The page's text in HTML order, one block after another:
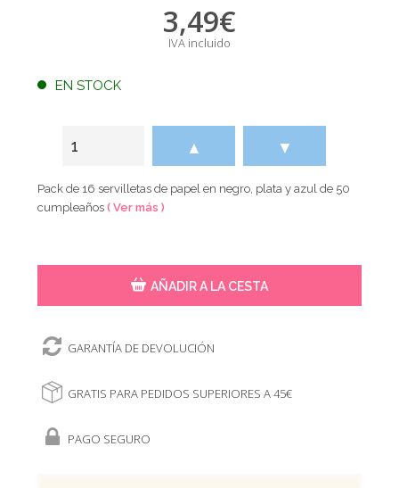
3,49€
IVA incluido
EN STOCK
▲ ▼
Pack de 16 servilletas de papel en negro, plata y azul de 50
cumpleaños( Ver más )
AÑADIR A LA CESTA
GARANTÍA DE DEVOLUCIÓN
GRATIS PARA PEDIDOS SUPERIORES A 45€
PAGO SEGURO